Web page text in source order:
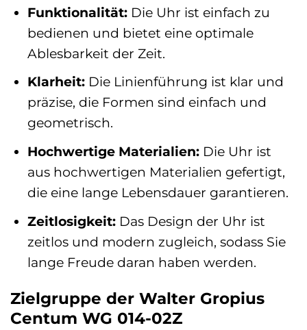
Funktionalität:Die Uhr ist einfach zu
bedienen und bietet eine optimale
Ablesbarkeit der Zeit.
Klarheit:Die Linienführung ist klar und
präzise, die Formen sind einfach und
geometrisch.
Hochwertige Materialien:Die Uhr ist
aus hochwertigen Materialien gefertigt,
die eine lange Lebensdauer garantieren.
Zeitlosigkeit:Das Design der Uhr ist
zeitlos und modern zugleich, sodass Sie
lange Freude daran haben werden.
Zielgruppe der Walter Gropius
Centum WG 014-02Z